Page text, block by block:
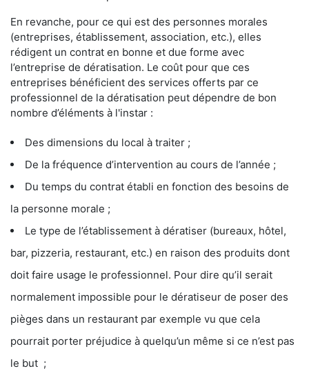
En revanche, pour ce qui est des personnes morales
(entreprises, établissement, association, etc.), elles
rédigent un contrat en bonne et due forme avec
l’entreprise de dératisation. Le coût pour que ces
entreprises bénéficient des services offerts par ce
professionnel de la dératisation peut dépendre de bon
nombre d’éléments à l'instar :
Des dimensions du local à traiter ;
De la fréquence d’intervention au cours de l’année ;
Du temps du contrat établi en fonction des besoins de
la personne morale ;
Le type de l’établissement à dératiser (bureaux, hôtel,
bar, pizzeria, restaurant, etc.) en raison des produits dont
doit faire usage le professionnel. Pour dire qu’il serait
normalement impossible pour le dératiseur de poser des
pièges dans un restaurant par exemple vu que cela
pourrait porter préjudice à quelqu’un même si ce n’est pas
le but ;